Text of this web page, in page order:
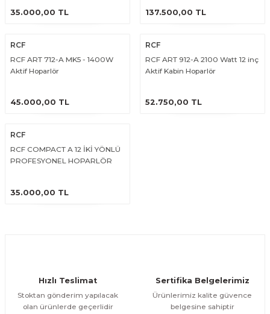
35.000,00 TL 137.500,00 TL
RCF
RCF ART 712-A MK5 - 1400W
Aktif Hoparlör
45.000,00 TL
RCF
RCF ART 912-A 2100 Watt 12 inç
Aktif Kabin Hoparlör
52.750,00 TL
RCF
RCF COMPACT A 12 İKİ YÖNLÜ
PROFESYONEL HOPARLÖR
35.000,00 TL
Hızlı Teslimat
Stoktan gönderim yapılacak
olan ürünlerde geçerlidir
Sertifika Belgelerimiz
Ürünlerimiz kalite güvence
belgesine sahiptir